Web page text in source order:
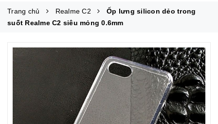
Trang chủ Realme C2
Ốp lưng silicon dẻo trong
suốt Realme C2 siêu mỏng 0.6mm